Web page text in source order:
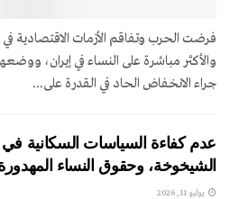
فرضت الحرب وتفاقم الأزمات الاقتصادية في
والأكثر مباشرة على النساء في إيران،
جراء الانخفاض الحاد في القدرة على...
عدم كفاءة السياسات السكانية في
الشيخوخة، وحقوق النساء
يوليو 11, 2026